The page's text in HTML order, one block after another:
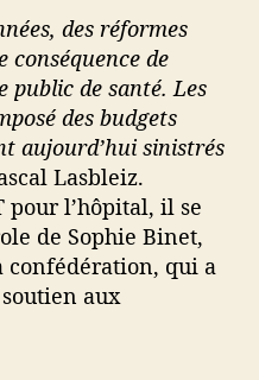
i
l
l
e
r
s
d
e
m
a
des réformes
conséquence de
public de santé. Les
des budgets
aujourd’hui sinistrés
Lasbleiz.
l’hôpital, il se
de Sophie Binet,
confédération, qui a
aux